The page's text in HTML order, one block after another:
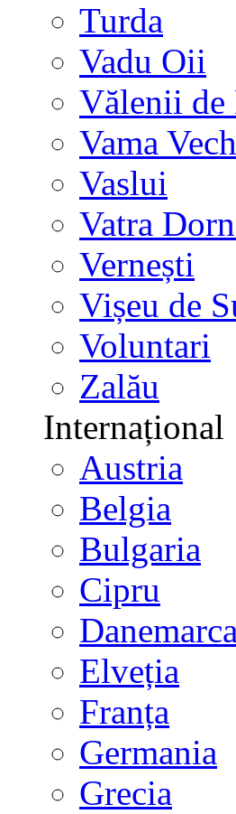
Turda
Vadu Oii
Vălenii de
Vama
Vaslui
Vatra
Vernești
Vișeu de
Voluntari
Zalău
Internațional
Austria
Belgia
Bulgaria
Cipru
Danemarca
Elveția
Franța
Germania
Grecia